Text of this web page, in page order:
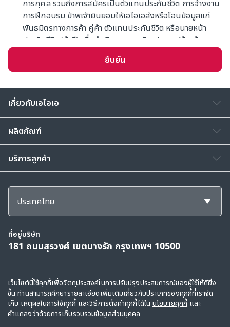
การกุศล รวมถึงการสมัครเป็นตัวแทนประกันชีวิต การจ้างงาน
การฝึกอบรม ข้าพเจ้ายินยอมให้เอไอเอส่งหรือโอนข้อมูลแก่
พันธมิตรทางการค้า คู่ค้า ตัวแทนประกันชีวิต หรือนายหน้า
ประกันชีวิต (ถ้ามี) เพื่อดำเนินการตามวัตถุประสงค์ข้างต้น
ความตามกฎหมาย การให้ความยินยอมครั้งนี้มีผลแทนที่การ
ทั้งนี้ เอไอเออาจเก็บข้อมูลของท่านเพิ่มเติมภายหลังเพื่อใช้ตาม
บุคคลได้ที่เว็บไซต์ของเอไอเอตามลิ้งค์ดังต่อไปนี้
คอลเซ็นเตอร์ โทร. 1581 หากท่านต้องการติดต่อเจ้าหน้าที่
คุ้มครองข้อมูลส่วนบุคคลของเอไอเอ (DPO) กรุณาติดต่อทาง
อีเมล th.privacy@aia.com หรือติดต่อตามที่อยู่ที่ บริษัท เอ
ไอเอ จำกัด 181 ถนนสุรวงศ์ แขวงสุริยวงศ์ เขตบางรัก
ยืนยัน
เกี่ยวกับเอไอเอ
ผลิตภัณฑ์
บริการลูกค้า
ประเทศไทย
ที่อยู่บริษัท
181 ถนนสุรวงศ์ เขตบางรัก กรุงเทพฯ 10500
สงวนลิขสิทธิ์ © 2568, กลุ่มบริษัทเอไอเอ และบริษัทในเครือ ขอสงวนสิทธิ์ทั้งหมดตาม
กฎหมาย
ข้อตกลงการใช้|คำแถลงว่าด้วยการเก็บรวบรวมข้อมูลส่วนบุคคล
เว็บไซต์นี้ใช้คุกกี้เพื่อวัตถุประสงค์ในการปรับปรุงประสบการณ์ของผู้ใช้ให้ดียิ่ง
ขึ้น ท่านสามารถศึกษารายละเอียดเพิ่มเติมเกี่ยวกับประเภทของคุกกี้ที่เราจัด
เก็บ เหตุผลในการใช้คุกกี้ และวิธีการตั้งค่าคุกกี้ได้ใน นโยบายคุกกี้และ
คำแถลงว่าด้วยการเก็บรวบรวมข้อมูลส่วนบุคคล